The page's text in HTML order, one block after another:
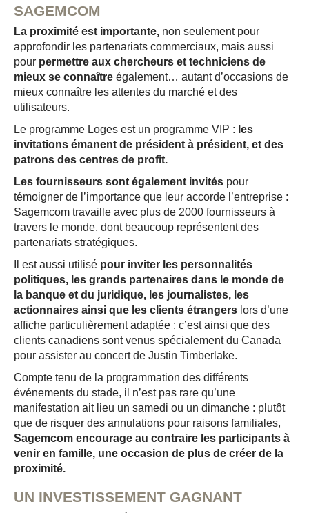
SAGEMCOM
La proximité est importante, non seulement pour
approfondir les partenariats commerciaux, mais aussi
pour permettre aux chercheurs et techniciens de
mieux se connaître également… autant d’occasions de
mieux connaître les attentes du marché et des
utilisateurs.
Le programme Loges est un programme VIP : les
invitations émanent de président à président, et des
patrons des centres de profit.
Les fournisseurs sont également invités pour
témoigner de l’importance que leur accorde l’entreprise :
Sagemcom travaille avec plus de 2000 fournisseurs à
travers le monde, dont beaucoup représentent des
partenariats stratégiques.
Il est aussi utilisé pour inviter les personnalités
politiques, les grands partenaires dans le monde de
la banque et du juridique, les journalistes, les
actionnaires ainsi que les clients étrangers lors d’une
affiche particulièrement adaptée : c’est ainsi que des
clients canadiens sont venus spécialement du Canada
pour assister au concert de Justin Timberlake.
Compte tenu de la programmation des différents
événements du stade, il n’est pas rare qu’une
manifestation ait lieu un samedi ou un dimanche : plutôt
que de risquer des annulations pour raisons familiales,
Sagemcom encourage au contraire les participants à
venir en famille, une occasion de plus de créer de la
proximité.
UN INVESTISSEMENT GAGNANT